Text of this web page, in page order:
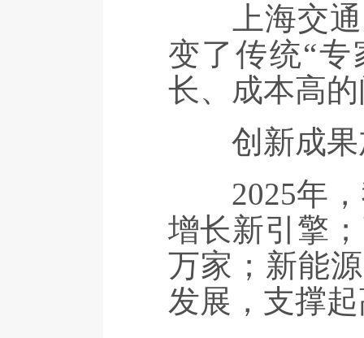
上海交通
变了传统“
长、成本高
创新成果
2025年，
增长新引擎
万家；新能
发展，支撑